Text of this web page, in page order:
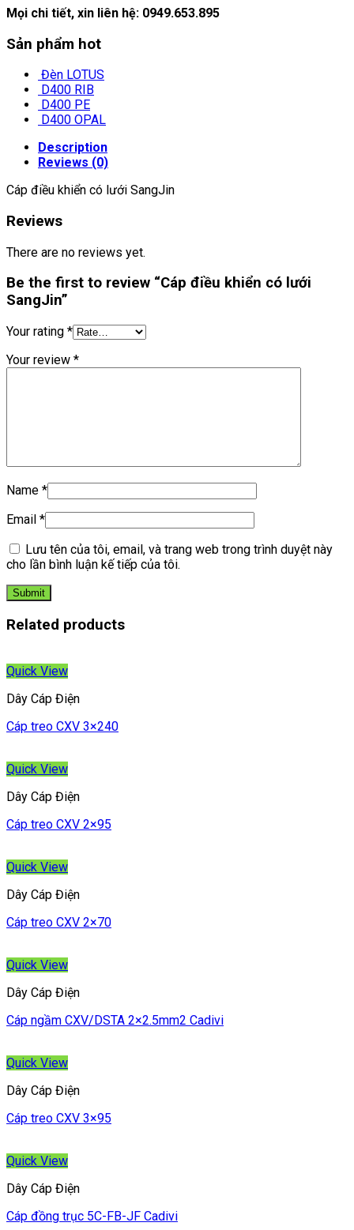
Mọi chi tiết, xin liên hệ: 0949.653.895
Sản phẩm hot
Đèn LOTUS
D400 RIB
D400 PE
D400 OPAL
Description
Reviews (0)
Cáp điều khiển có lưới SangJin
Reviews
There are no reviews yet.
Be the first to review “Cáp điều khiển có lưới
SangJin”
Your rating *
Your review *
Name *
Email *
Lưu tên của tôi, email, và trang web trong trình duyệt này
cho lần bình luận kế tiếp của tôi.
Related products
Quick View
Dây Cáp Điện
Cáp treo CXV 3×240
Quick View
Dây Cáp Điện
Cáp treo CXV 2×95
Quick View
Dây Cáp Điện
Cáp treo CXV 2×70
Quick View
Dây Cáp Điện
Cáp ngầm CXV/DSTA 2×2.5mm2 Cadivi
Quick View
Dây Cáp Điện
Cáp treo CXV 3×95
Quick View
Dây Cáp Điện
Cáp đồng trục 5C-FB-JF Cadivi